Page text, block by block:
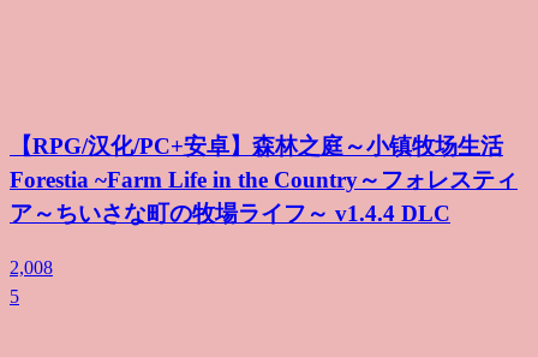
【RPG/汉化/PC+安卓】森林之庭～小镇牧场生活
Forestia ~Farm Life in the Country～フォレスティ
ア～ちいさな町の牧場ライフ～ v1.4.4 DLC
2,008
5